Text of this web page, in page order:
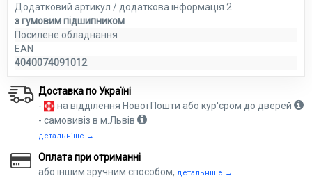
Додатковий артикул / додаткова інформація 2
з гумовим підшипником
Посилене обладнання
EAN
4040074091012
Доставка по Україні
-
на відділення Нової Пошти або кур'єром до дверей
- самовивіз в м.Львів
детальніше →
Оплата при отриманні
або іншим зручним способом, детальніше →